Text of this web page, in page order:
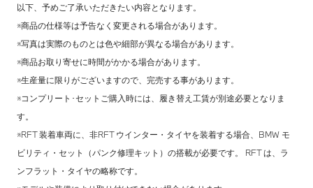
以下、予めご了承いただきたい内容となります。
※商品の仕様等は予告なく変更される場合があります。
※写真は実際のものとは色や細部が異なる場合があります。
※商品お取り寄せに時間がかかる場合があります。
※生産量に限りがございますので、完売する事があります。
※コンプリート･セットご購入時には、履き替え工賃が別途必要となりま
す。
※RFT 装着車両に、非RFT ウインター・タイヤを装着する場合、BMW モ
ビリティ・セット（パンク修理キット）の搭載が必要です。 RFT は、ラ
ンフラット・タイヤの略称です。